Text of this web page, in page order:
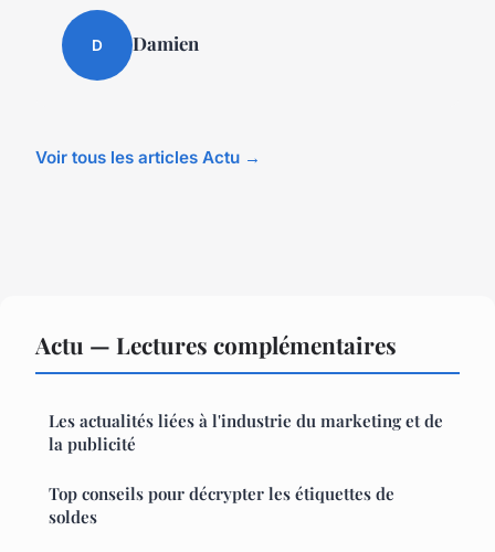
D Damien
Voir tous les articles Actu →
Actu — Lectures complémentaires
Les actualités liées à l'industrie du marketing et de
la publicité
Top conseils pour décrypter les étiquettes de
soldes